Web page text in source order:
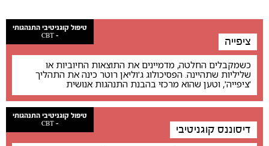
טיפול קוגניטיבי התנהגותי
- CBT
ציפייה
כשמקבלים החלטה, מדמיינים את התוצאות החיוביות או
שליליות שתהיינה. הפסיכולוג ג'וליאן רוטר כינה את התהליך
'ציפייה', וטען שהוא מרכזי בהבנת התנהגות אנושית
טיפול קוגניטיבי התנהגותי
- CBT
דיסוננס קוגניטיבי